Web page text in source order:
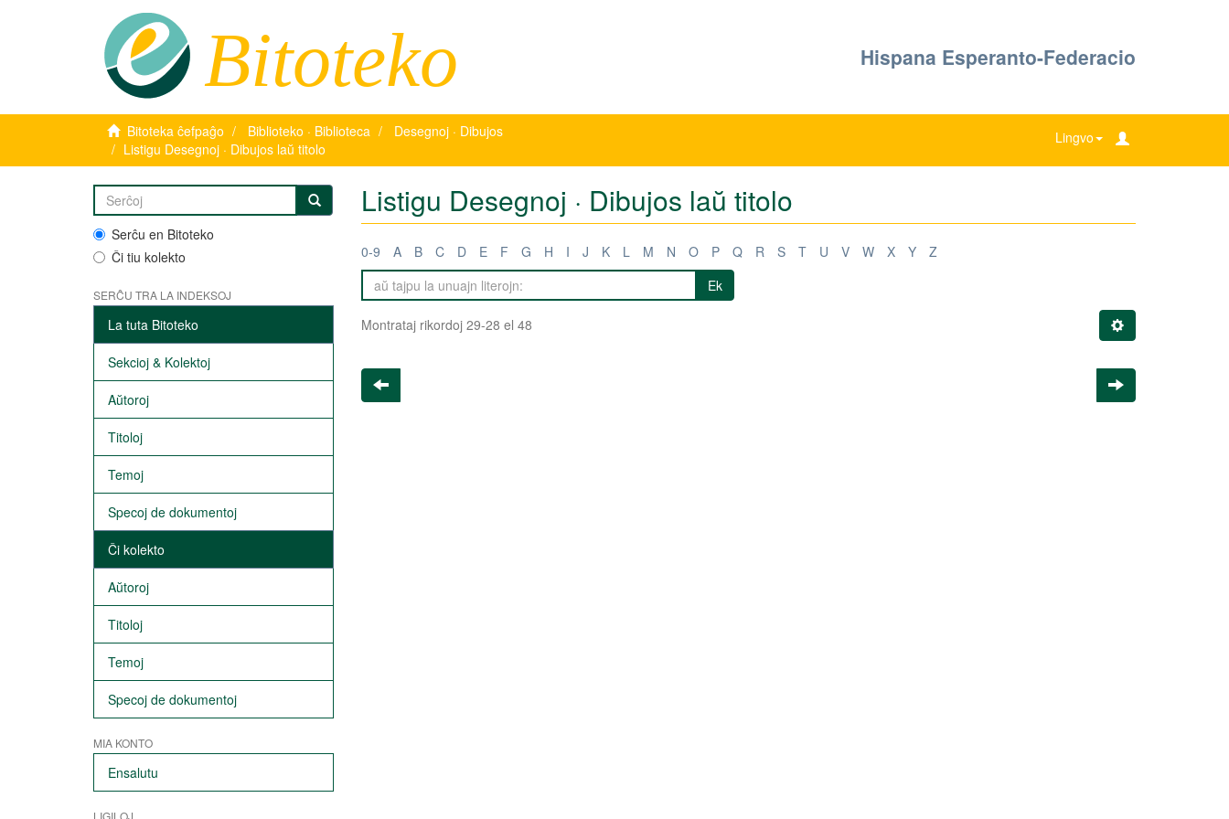
Bitoteko Hispana Esperanto-Federacio
Bitoteka ĉefpaĝo Biblioteko · Biblioteca
Desegnoj · Dibujos
Listigu Desegnoj · Dibujos laŭ titolo
Lingvo
Serĉu en Bitoteko
Ĉi tiu kolekto
SERĈU TRA LA INDEKSOJ
La tuta Bitoteko
Sekcioj & Kolektoj
Aŭtoroj
Titoloj
Temoj
Specoj de dokumentoj
Ĉi kolekto
Aŭtoroj
Titoloj
Temoj
Specoj de dokumentoj
MIA KONTO
Ensalutu
LIGILOJ
Listigu Desegnoj · Dibujos laŭ titolo
0-9 A B C D E F G H I J K L M N O P Q R S T U V W X Y
Z
Ek
Montrataj rikordoj 29-28 el 48